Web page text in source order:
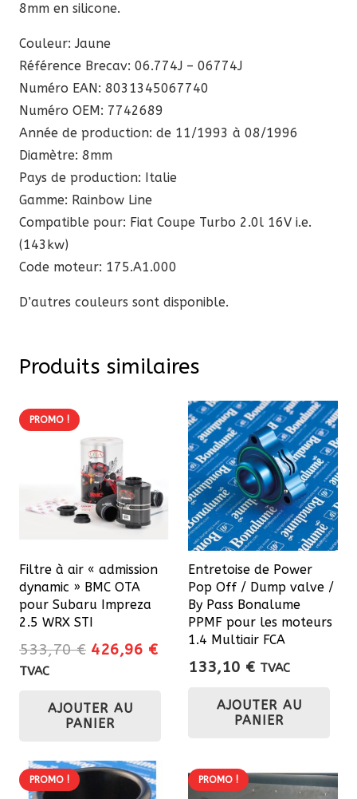
16V
8mm en silicone.
Couleur: Jaune
Référence Brecav: 06.774J – 06774J
Numéro EAN: 8031345067740
Numéro OEM: 7742689
Année de production: de 11/1993 à 08/1996
Diamètre: 8mm
Pays de production: Italie
Gamme: Rainbow Line
Compatible pour: Fiat Coupe Turbo 2.0l 16V i.e.
(143kw)
Code moteur: 175.A1.000
D’autres couleurs sont disponible.
Produits similaires
PROMO !
Filtre à air « admission
dynamic » BMC OTA
pour Subaru Impreza
2.5 WRX STI
533,70€ Le
était :
533,70 €.
426,96 €Le
TVAC
AJOUTER AU
PANIER
Entretoise de Power
Pop Off / Dump valve /
By Pass Bonalume
PPMF pour les moteurs
1.4 Multiair FCA
133,10 € TVAC
AJOUTER AU
PANIER
PROMO ! PROMO !